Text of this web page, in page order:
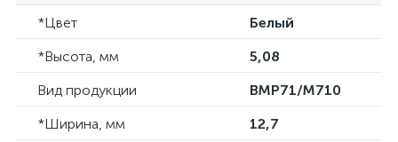
*Цвет
Белый
*Высота, мм
5,08
Вид продукции
BMP71/M710
*Ширина, мм
12,7